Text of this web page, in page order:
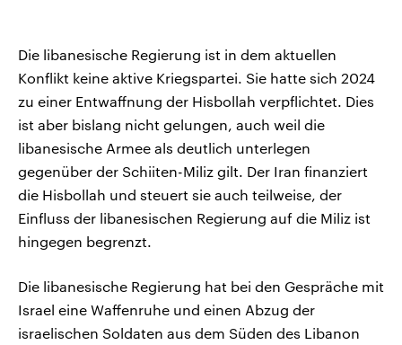
Die libanesische Regierung ist in dem aktuellen
Konflikt keine aktive Kriegspartei. Sie hatte sich 2024
zu einer Entwaffnung der Hisbollah verpflichtet. Dies
ist aber bislang nicht gelungen, auch weil die
libanesische Armee als deutlich unterlegen
gegenüber der Schiiten-Miliz gilt. Der Iran finanziert
die Hisbollah und steuert sie auch teilweise, der
Einfluss der libanesischen Regierung auf die Miliz ist
hingegen begrenzt.
Die libanesische Regierung hat bei den Gespräche mit
Israel eine Waffenruhe und einen Abzug der
israelischen Soldaten aus dem Süden des Libanon